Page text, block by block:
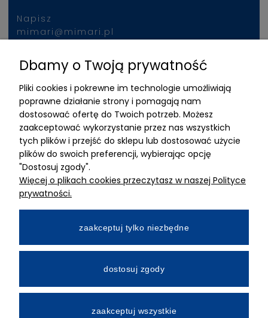
Napisz
mimari@mimari.pl
Znajdziesz nas
ADRES
MIMARI sp z o.o.
ul. Kurkowa 12
50-210 Wrocław
Dane rejestracyjne
NIP:8982325327
Wpłacony w całości
Numer konta bankowego
Dbamy o Twoją prywatność
Pliki cookies i pokrewne im technologie umożliwiają
poprawne działanie strony i pomagają nam
dostosować ofertę do Twoich potrzeb. Możesz
zaakceptować wykorzystanie przez nas wszystkich
tych plików i przejść do sklepu lub dostosować użycie
plików do swoich preferencji, wybierając opcję
"Dostosuj zgody".
Więcej o plikach cookies przeczytasz w naszej Polityce
prywatności.
zaakceptuj tylko niezbędne
dostosuj zgody
zaakceptuj wszystkie